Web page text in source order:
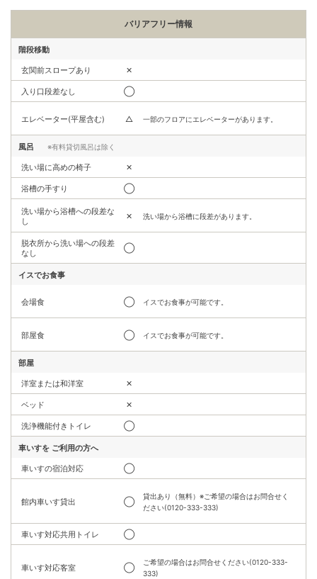
バリアフリー情報
階段移動
玄関前スロープあり ✕
入り口段差なし ◯
エレベーター(平屋含む) △ 一部のフロアにエレベーターがあります。
風呂 ※有料貸切風呂は除く
洗い場に高めの椅子 ✕
浴槽の手すり ◯
洗い場から浴槽への段差な
し
✕ 洗い場から浴槽に段差があります。
脱衣所から洗い場への段差
なし
◯
イスでお食事
会場食 ◯ イスでお食事が可能です。
部屋食 ◯ イスでお食事が可能です。
部屋
洋室または和洋室 ✕
ベッド ✕
洗浄機能付きトイレ ◯
車いすを ご利用の方へ
車いすの宿泊対応 ◯
館内車いす貸出 ◯
貸出あり（無料）※ご希望の場合はお問合せく
ださい(0120-333-333)
車いす対応共用トイレ ◯
車いす対応客室 ◯
ご希望の場合はお問合せください(0120-333-
333)